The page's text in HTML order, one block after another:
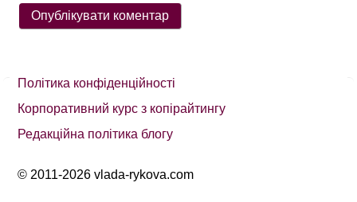
Політика конфіденційності
Корпоративний курс з копірайтингу
Редакційна політика блогу
© 2011-2026 vlada-rykova.com